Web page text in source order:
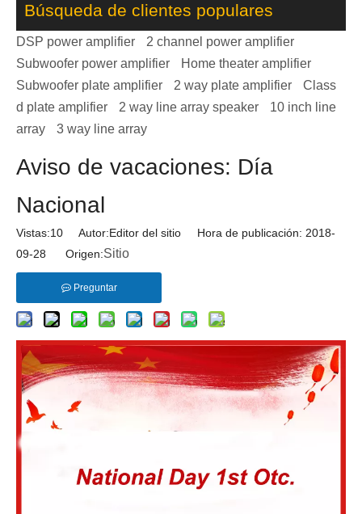
Búsqueda de clientes populares
DSP power amplifier
2 channel power amplifier
Subwoofer power amplifier
Home theater amplifier
Subwoofer plate amplifier
2 way plate amplifier
Class
d plate amplifier
2 way line array speaker
10 inch line
array
3 way line array
Aviso de vacaciones: Día
Nacional
Vistas:10 Autor:Editor del sitio Hora de publicación: 2018-
09-28 Origen:Sitio
Preguntar